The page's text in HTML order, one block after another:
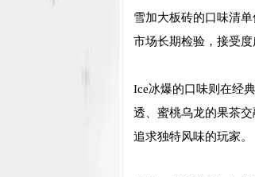
雪加大板砖的口味清
市场长期检验，接受
Ice冰爆的口味则在经
透、蜜桃乌龙的果茶
追求独特风味的玩家。